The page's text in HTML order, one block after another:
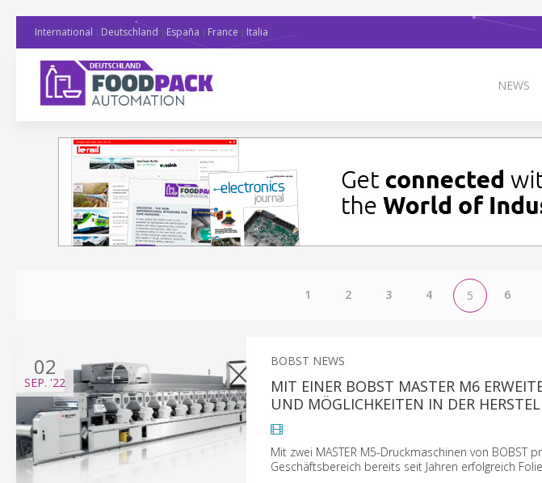
International Deutschland España France Italia
NEWS
1 2 3 4 5 6
02
SEP. '22
BOBST NEWS
MIT EINER BOBST MASTER M6
UND MÖGLICHKEITEN IN DER
Mit zwei MASTER M5-Druckmaschinen von BOBST
Geschäftsbereich bereits seit Jahren erfolgreich